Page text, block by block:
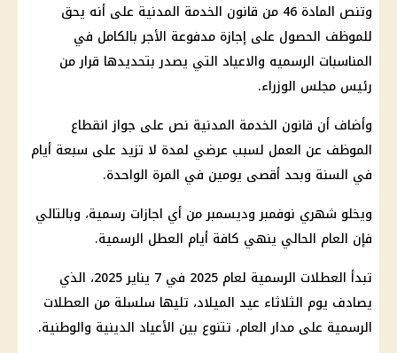
وتنص المادة 46 من قانون الخدمة المدنية على أنه يحق
للموظف الحصول على إجازة مدفوعة الأجر بالكامل في
المناسبات الرسميه والاعياد التي يصدر بتحديدها قرار من
رئيس مجلس الوزراء.
وأضاف أن قانون الخدمة المدنية نص على جواز انقطاع
الموظف عن العمل لسبب عرضي لمدة لا تزيد على سبعة أيام
في السنة وبحد أقصى يومين في المرة الواحدة.
ويخلو شهري نوفمبر وديسمبر من أي اجازات رسمية، وبالتالي
فإن العام الحالي ينهي كافة أيام العطل الرسمية.
تبدأ العطلات الرسمية لعام 2025 في 7 يناير 2025، الذي
يصادف يوم الثلاثاء عيد الميلاد، تليها سلسلة من العطلات
الرسمية على مدار العام، تتنوع بين الأعياد الدينية والوطنية.